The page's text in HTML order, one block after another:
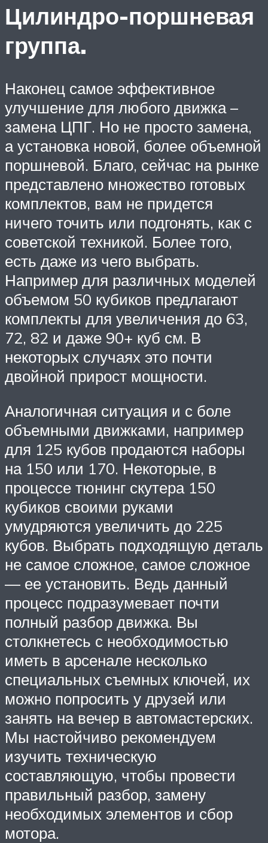
Цилиндро-поршневая
группа.
Наконец самое эффективное
улучшение для любого движка –
замена ЦПГ. Но не просто замена,
а установка новой, более объемной
поршневой. Благо, сейчас на рынке
представлено множество готовых
комплектов, вам не придется
ничего точить или подгонять, как с
советской техникой. Более того,
есть даже из чего выбрать.
Например для различных моделей
объемом 50 кубиков предлагают
комплекты для увеличения до 63,
72, 82 и даже 90+ куб см. В
некоторых случаях это почти
двойной прирост мощности.
Аналогичная ситуация и с боле
объемными движками, например
для 125 кубов продаются наборы
на 150 или 170. Некоторые, в
процессе тюнинг скутера 150
кубиков своими руками
умудряются увеличить до 225
кубов. Выбрать подходящую деталь
не самое сложное, самое сложное
— ее установить. Ведь данный
процесс подразумевает почти
полный разбор движка. Вы
столкнетесь с необходимостью
иметь в арсенале несколько
специальных съемных ключей, их
можно попросить у друзей или
занять на вечер в автомастерских.
Мы настойчиво рекомендуем
изучить техническую
составляющую, чтобы провести
правильный разбор, замену
необходимых элементов и сбор
мотора.